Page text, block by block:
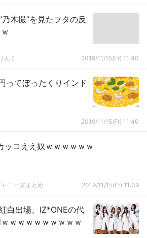
乃木撮”を見たヲタの反
んく 2019/11/15(Fr) 11:40
ってぼったくりインド
2019/11/15(Fr) 11:40
ッコええ奴ｗｗｗｗｗｗ
ニーズまとめ 2019/11/15(Fr) 11:39
白出場、IZ*ONEの代
ｗｗｗｗｗｗｗｗｗ